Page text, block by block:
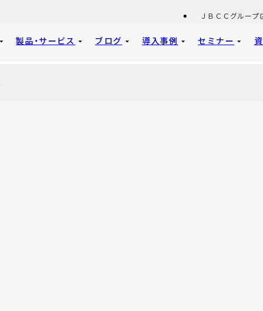
ＪＢＣＣグループ
製品・サービス ブログ 導入事例 セミナー